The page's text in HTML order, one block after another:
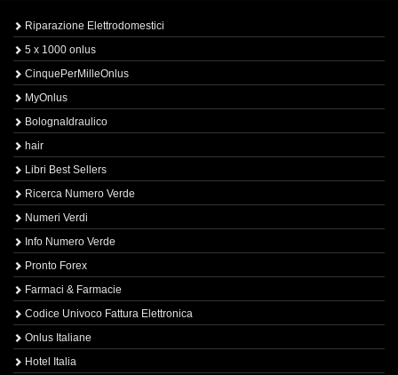
Riparazione Elettrodomestici
5 x 1000 onlus
CinquePerMilleOnlus
MyOnlus
BolognaIdraulico
hair
Libri Best Sellers
Ricerca Numero Verde
Numeri Verdi
Info Numero Verde
Pronto Forex
Farmaci & Farmacie
Codice Univoco Fattura Elettronica
Onlus Italiane
Hotel Italia